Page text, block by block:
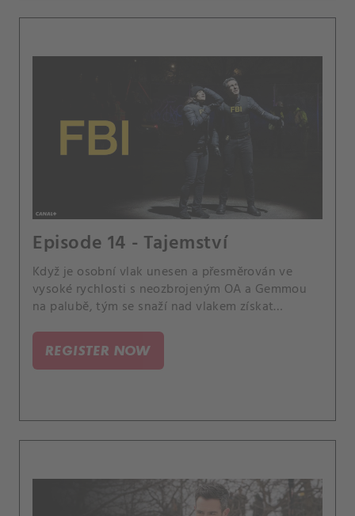
Episode 14 - Tajemství
Když je osobní vlak unesen a přesměrován ve
vysoké rychlosti s neozbrojeným OA a Gemmou
na palubě, tým se snaží nad vlakem získat
REGISTER NOW